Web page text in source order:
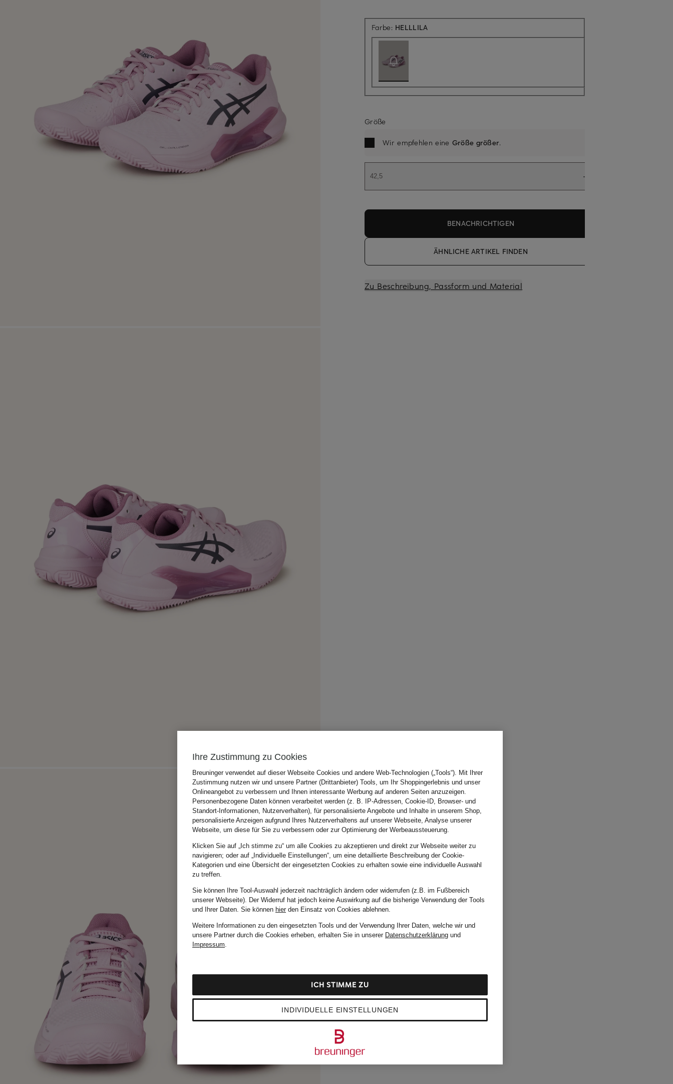
Farbe: HELLLILA
Größe
Wir empfehlen eine Größe größer.
42,5
BENACHRICHTIGEN
ÄHNLICHE ARTIKEL FINDEN
Zu Beschreibung, Passform und Material
Ihre Zustimmung zu Cookies
Breuninger verwendet auf dieser Webseite Cookies und andere Web-Technologien („Tools“). Mit Ihrer
Zustimmung nutzen wir und unsere Partner (Drittanbieter) Tools, um Ihr Shoppingerlebnis und unser
Onlineangebot zu verbessern und Ihnen interessante Werbung auf anderen Seiten anzuzeigen.
Personenbezogene Daten können verarbeitet werden (z. B. IP-Adressen, Cookie-ID, Browser- und
Standort-Informationen, Nutzerverhalten), für personalisierte Angebote und Inhalte in unserem Shop,
personalisierte Anzeigen aufgrund Ihres Nutzerverhaltens auf unserer Webseite, Analyse unserer
Webseite, um diese für Sie zu verbessern oder zur Optimierung der Werbeaussteuerung.
Klicken Sie auf „Ich stimme zu“ um alle Cookies zu akzeptieren und direkt zur Webseite weiter zu
navigieren; oder auf „Individuelle Einstellungen“, um eine detaillierte Beschreibung der Cookie-
Kategorien und eine Übersicht der eingesetzten Cookies zu erhalten sowie eine individuelle Auswahl
zu treffen.
Sie können Ihre Tool-Auswahl jederzeit nachträglich ändern oder widerrufen (z.B. im Fußbereich
unserer Webseite). Der Widerruf hat jedoch keine Auswirkung auf die bisherige Verwendung der Tools
und Ihrer Daten. Sie können hierden Einsatz von Cookies ablehnen.
Weitere Informationen zu den eingesetzten Tools und der Verwendung Ihrer Daten, welche wir und
unsere Partner durch die Cookies erheben, erhalten Sie in unserer Datenschutzerklärung und
Impressum.
INDIVIDUELLE EINSTELLUNGEN
ICH STIMME ZU